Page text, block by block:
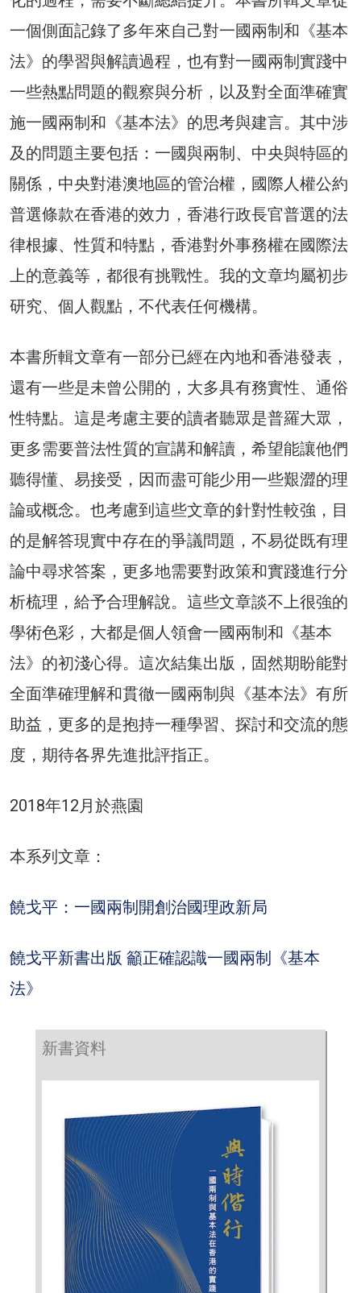
一個側面記錄了多年來自己對一國兩制和《基本
法》的學習與解讀過程，也有對一國兩制實踐中
一些熱點問題的觀察與分析，以及對全面準確實
施一國兩制和《基本法》的思考與建言。其中涉
及的問題主要包括：一國與兩制、中央與特區的
關係，中央對港澳地區的管治權，國際人權公約
普選條款在香港的效力，香港行政長官普選的法
律根據、性質和特點，香港對外事務權在國際法
上的意義等，都很有挑戰性。我的文章均屬初步
研究、個人觀點，不代表任何機構。
本書所輯文章有一部分已經在內地和香港發表，
還有一些是未曾公開的，大多具有務實性、通俗
性特點。這是考慮主要的讀者聽眾是普羅大眾，
更多需要普法性質的宣講和解讀，希望能讓他們
聽得懂、易接受，因而盡可能少用一些艱澀的理
論或概念。也考慮到這些文章的針對性較強，目
的是解答現實中存在的爭議問題，不易從既有理
論中尋求答案，更多地需要對政策和實踐進行分
析梳理，給予合理解說。這些文章談不上很強的
學術色彩，大都是個人領會一國兩制和《基本
法》的初淺心得。這次結集出版，固然期盼能對
全面準確理解和貫徹一國兩制與《基本法》有所
助益，更多的是抱持一種學習、探討和交流的態
度，期待各界先進批評指正。
2018年12月於燕園
本系列文章：
饒戈平：一國兩制開創治國理政新局
饒戈平新書出版 籲正確認識一國兩制《基本
法》
新書資料